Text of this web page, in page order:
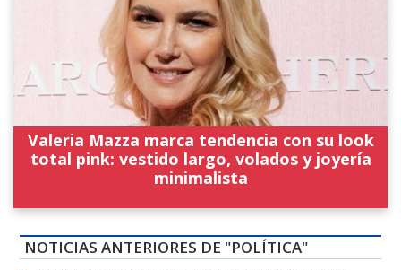
Valeria Mazza marca tendencia con su look
total pink: vestido largo, volados y joyería
minimalista
NOTICIAS ANTERIORES DE "POLÍTICA"